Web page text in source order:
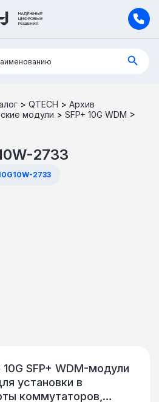
> QTECH > Архив
модули > SFP+ 10G WDM >
2733
2733
SFP+ WDM-модули
установки в
коммутаторов,